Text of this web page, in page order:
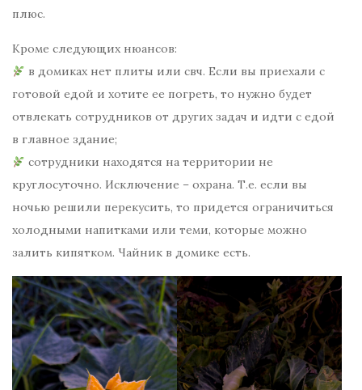
плюс.
Кроме следующих нюансов:
в домиках нет плиты или свч. Если вы приехали с
готовой едой и хотите ее погреть, то нужно будет
отвлекать сотрудников от других задач и идти с едой
в главное здание;
сотрудники находятся на территории не
круглосуточно. Исключение – охрана. Т.е. если вы
ночью решили перекусить, то придется ограничиться
холодными напитками или теми, которые можно
залить кипятком. Чайник в домике есть.